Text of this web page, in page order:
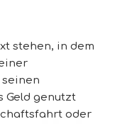
stehen, in dem
Geld genutzt
oder